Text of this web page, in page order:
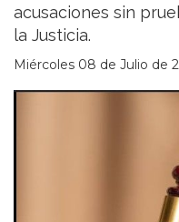
acusaciones sin
la Justicia.
Miércoles 08 de Julio de